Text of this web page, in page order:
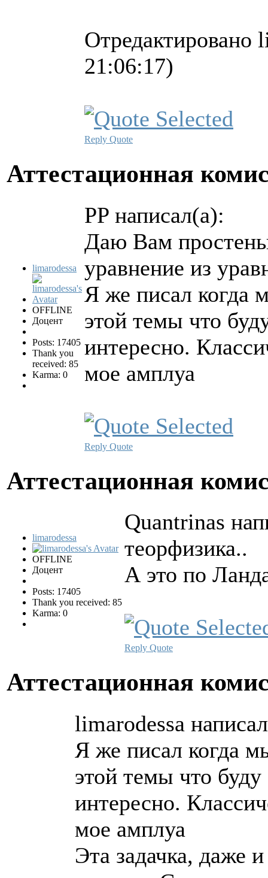
Отредактировано
21:06:17)
Reply Quote
Аттестационная
limarodessa
OFFLINE
Доцент
Posts: 17405
Thank you
received: 85
Karma: 0
PP написал(а):
Даю Вам
уравнение из
Я же писал когда
этой темы что
интересно.
мое амплуа
Reply Quote
Аттестационная
limarodessa
OFFLINE
Доцент
Posts: 17405
Thank you received: 85
Karma: 0
Quantrinas
теорфизика..
А это по
Reply Quote
Аттестационная
limarodessa
Я же писал когда
этой темы что
интересно.
мое амплуа
Эта задачка, даже